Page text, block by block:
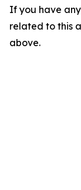
If you have
related to this
above.